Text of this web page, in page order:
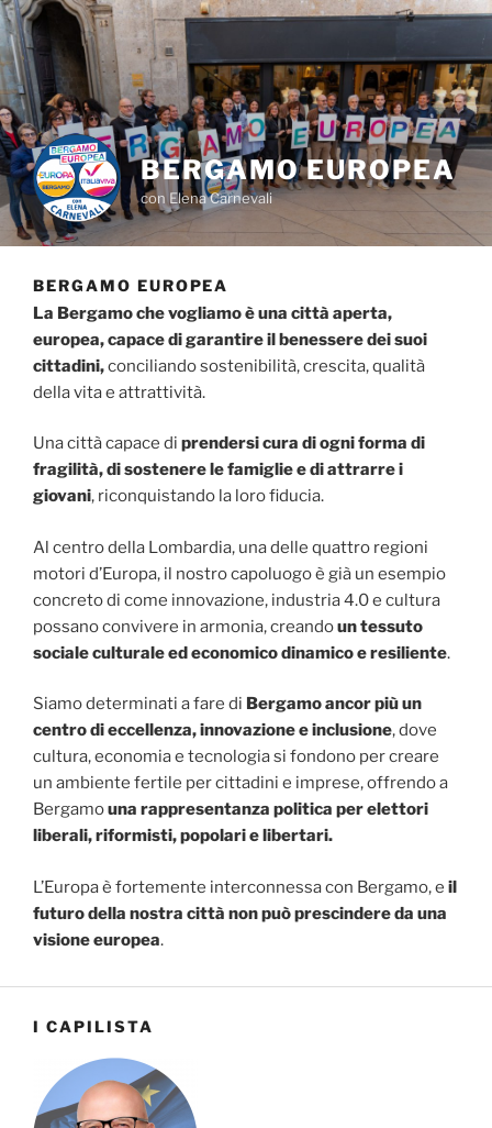
Salta
al
contenuto
BERGAMO EUROPEA
con Elena Carnevali
BERGAMO EUROPEA
La Bergamo che vogliamo è una città aperta,
europea, capace di garantire il benessere dei suoi
cittadini,conciliando sostenibilità, crescita, qualità
della vita e attrattività.
Una città capace di prendersi cura di ogni forma di
fragilità, di sostenere le famiglie e di attrarre i
giovani, riconquistando la loro fiducia.
Al centro della Lombardia, una delle quattro regioni
motori d’Europa, il nostro capoluogo è già un esempio
concreto di come innovazione, industria 4.0 e cultura
possano convivere in armonia, creandoun tessuto
sociale culturale ed economico dinamico e resiliente.
Siamo determinati a fare di Bergamo ancor più un
centro di eccellenza, innovazione e inclusione, dove
cultura, economia e tecnologia si fondono per creare
un ambiente fertile per cittadini e imprese, offrendo a
Bergamouna rappresentanza politica per elettori
liberali, riformisti, popolari e libertari.
L’Europa è fortemente interconnessa con Bergamo, e il
futuro della nostra città non può prescindere da una
visione europea.
I CAPILISTA